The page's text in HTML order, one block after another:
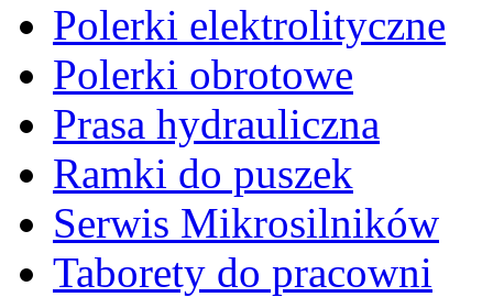
Polerki elektrolityczne
Polerki obrotowe
Prasa hydrauliczna
Ramki do puszek
Serwis Mikrosilników
Taborety do pracowni